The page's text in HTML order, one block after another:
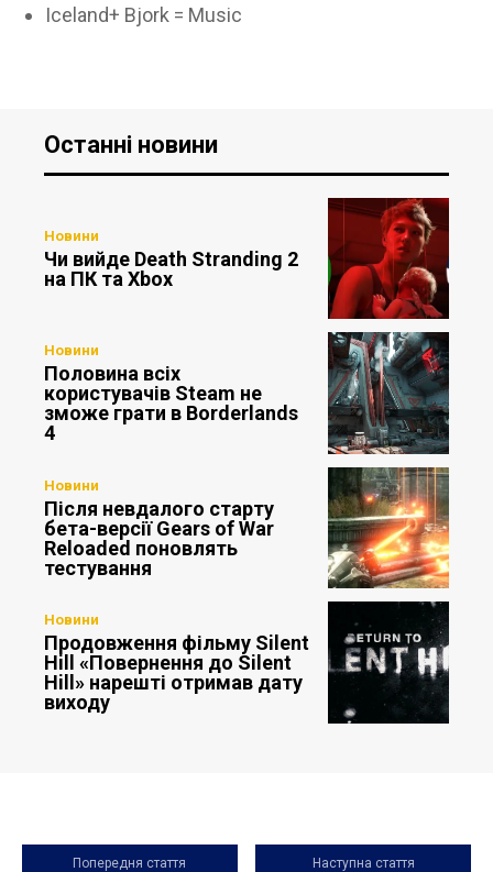
Iceland+ Bjork = Music
Останні новини
Новини
Чи вийде Death Stranding 2
на ПК та Xbox
Новини
Половина всіх
користувачів Steam не
зможе грати в Borderlands
4
Новини
Після невдалого старту
бета-версії Gears of War
Reloaded поновлять
тестування
Новини
Продовження фільму Silent
Hill «Повернення до Silent
Hill» нарешті отримав дату
виходу
Попередня стаття Наступна стаття